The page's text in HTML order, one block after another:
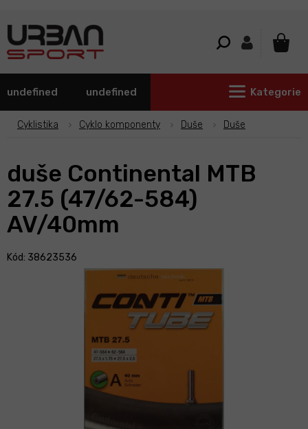
undefined undefined Kategorie
Cyklistika Cyklo komponenty Duše Duše
duše Continental MTB
27.5 (47/62-584)
AV/40mm
Kód: 38623536